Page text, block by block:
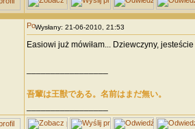
Wysłany: 21-06-2010, 21:53
Easiowi już mówiłam... Dziewczyny,
吾輩は王獣である。名前はまだ無い。